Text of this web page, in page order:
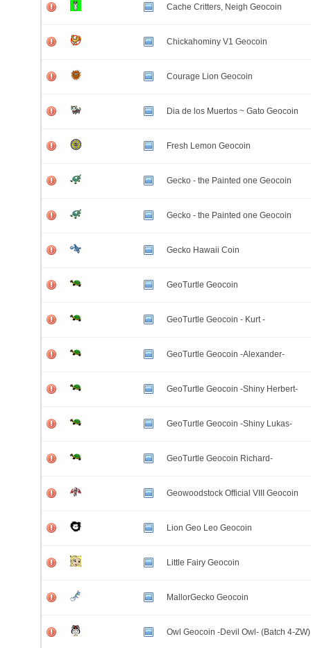
Cache Critters, Neigh Geocoin
Chickahominy V1 Geocoin
Courage Lion Geocoin
Dia de los Muertos ~ Gato Geocoin
Fresh Lemon Geocoin
Gecko - the Painted one Geocoin
Gecko - the Painted one Geocoin
Gecko Hawaii Coin
GeoTurtle Geocoin
GeoTurtle Geocoin - Kurt -
GeoTurtle Geocoin -Alexander-
GeoTurtle Geocoin -Shiny Herbert-
GeoTurtle Geocoin -Shiny Lukas-
GeoTurtle Geocoin Richard-
Geowoodstock Official VIII Geocoin
Lion Geo Leo Geocoin
Little Fairy Geocoin
MallorGecko Geocoin
Owl Geocoin -Devil Owl- (Batch 4-ZW)